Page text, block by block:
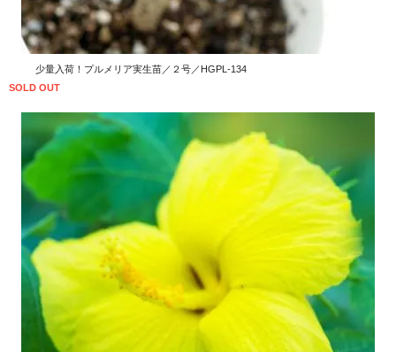
少量入荷！プルメリア実生苗／２号／HGPL-134
SOLD OUT